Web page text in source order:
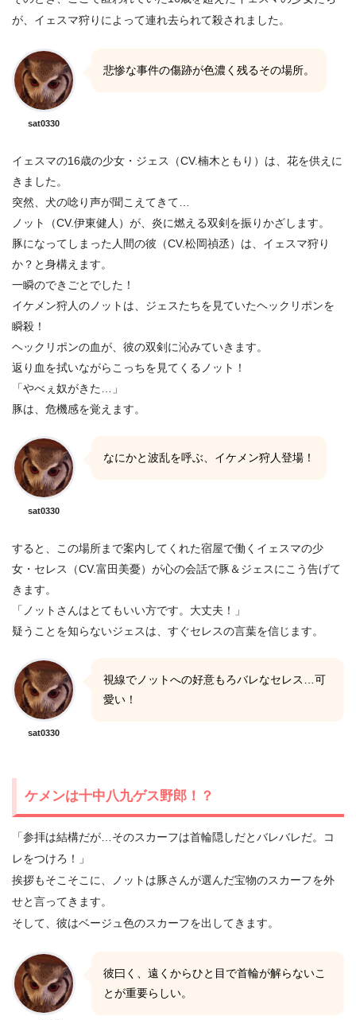
が、イェスマ狩りによって連れ去られて殺されました。
sat0330
悲惨な事件の傷跡が色濃く残るその場所。
イェスマの16歳の少女・ジェス（CV.楠木ともり）は、花を供えに
きました。
突然、犬の唸り声が聞こえてきて…
ノット（CV.伊東健人）が、炎に燃える双剣を振りかざします。
豚になってしまった人間の彼（CV.松岡禎丞）は、イェスマ狩り
か？と身構えます。
一瞬のできごとでした！
イケメン狩人のノットは、ジェスたちを見ていたヘックリポンを
瞬殺！
ヘックリポンの血が、彼の双剣に沁みていきます。
返り血を拭いながらこっちを見てくるノット！
「やべぇ奴がきた…」
豚は、危機感を覚えます。
sat0330
なにかと波乱を呼ぶ、イケメン狩人登場！
すると、この場所まで案内してくれた宿屋で働くイェスマの少
女・セレス（CV.富田美憂）が心の会話で豚＆ジェスにこう告げて
きます。
「ノットさんはとてもいい方です。大丈夫！」
疑うことを知らないジェスは、すぐセレスの言葉を信じます。
sat0330
視線でノットへの好意もろバレなセレス…可
愛い！
ケメンは十中八九ゲス野郎！？
「参拝は結構だが…そのスカーフは首輪隠しだとバレバレだ。コ
レをつけろ！」
挨拶もそこそこに、ノットは豚さんが選んだ宝物のスカーフを外
せと言ってきます。
そして、彼はベージュ色のスカーフを出してきます。
彼曰く、遠くからひと目で首輪が解らないこ
とが重要らしい。